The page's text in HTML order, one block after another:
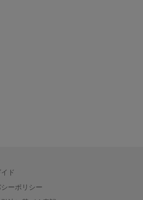
ド
ーポリシー